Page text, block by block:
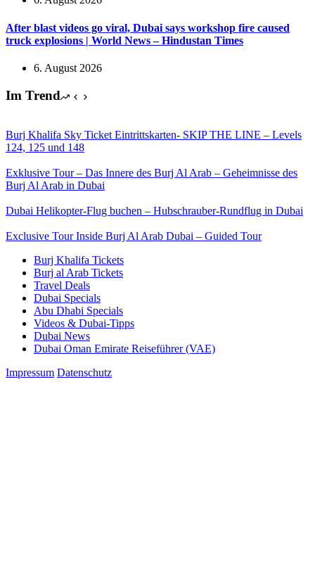
After blast videos go viral, Dubai says workshop fire caused
truck explosions | World News – Hindustan Times
6. August 2026
Im Trend
Burj Khalifa Sky Ticket Eintrittskarten- SKIP THE LINE – Levels
124, 125 und 148
Exklusive Tour – Das Innere des Burj Al Arab – Geheimnisse des
Burj Al Arab in Dubai
Dubai Helikopter-Flug buchen – Hubschrauber-Rundflug in Dubai
Exclusive Tour Inside Burj Al Arab Dubai – Guided Tour
Burj Khalifa Tickets
Burj al Arab Tickets
Travel Deals
Dubai Specials
Abu Dhabi Specials
Videos & Dubai-Tipps
Dubai News
Dubai Oman Emirate Reiseführer (VAE)
Impressum Datenschutz